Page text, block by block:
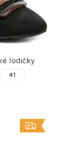
lodičky
41